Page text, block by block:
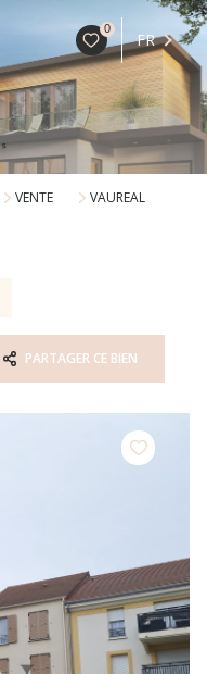
0
FR
VENTE
VAUREAL
PARTAGER CE BIEN